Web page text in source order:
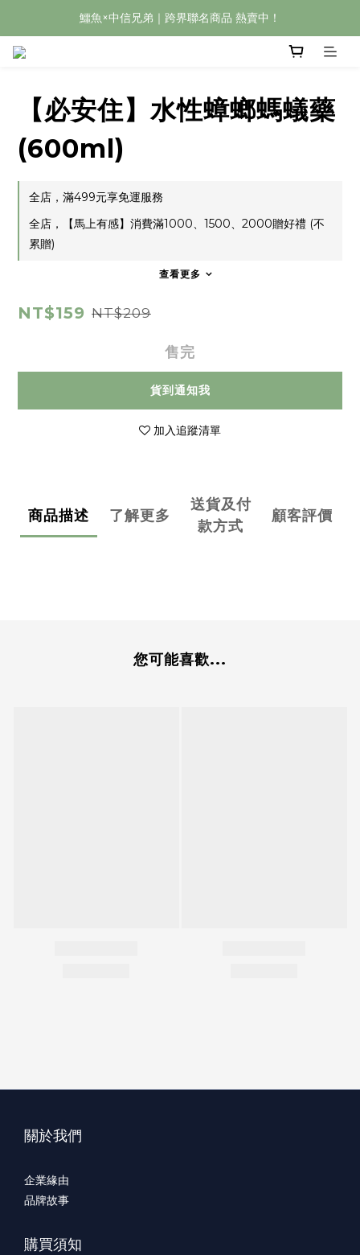
鱷魚×中信兄弟｜跨界聯名商品 熱賣中！
【必安住】水性蟑螂螞蟻藥
(600ml)
全店，滿499元享免運服務
全店，【馬上有感】消費滿1000、1500、2000贈好禮 (不
累贈)
查看更多
NT$159 NT$209
售完
貨到通知我
加入追蹤清單
商品描述 了解更多
送貨及付
款方式
顧客評價
您可能喜歡...
關於我們
企業緣由
品牌故事
購買須知